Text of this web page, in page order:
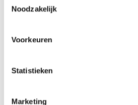
Noodzakelijk
Voorkeuren
Statistieken
Marketing
Incl. BTW / Excl.
Verzendkosten